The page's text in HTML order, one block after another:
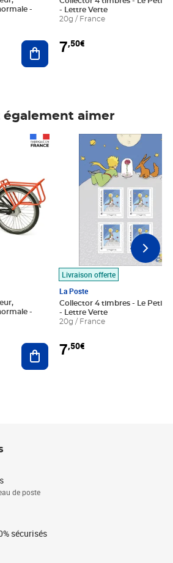
Ajouter au panier
- Lettre Verte
20g / France
7,50€
également aimer
Ajouter au panier
Livraison offerte
La Poste
Collector 4 timbres - Le Petit
- Lettre Verte
20g / France
7,50€
Prix 7,50€
de poste
sécurisés